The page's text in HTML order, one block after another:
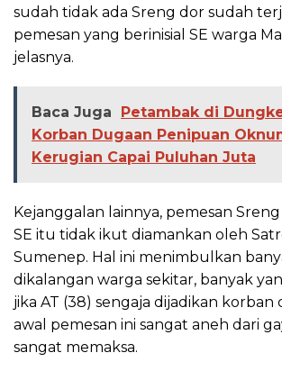
sudah tidak ada Sreng dor sudah
pemesan yang berinisial SE warga
jelasnya.
Baca Juga
Petambak di
Korban Dugaan Penipuan
Kerugian Capai Puluhan Juta
Kejanggalan lainnya, pemesan Sreng
SE itu tidak ikut diamankan oleh
Sumenep. Hal ini menimbulkan
dikalangan warga sekitar, banyak
jika AT (38) sengaja dijadikan korban
awal pemesan ini sangat aneh dari
sangat memaksa.